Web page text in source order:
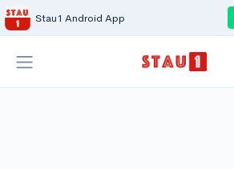
Stau1 Android App